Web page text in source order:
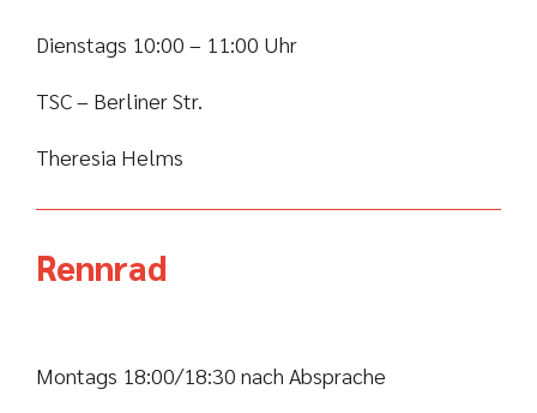
Dienstags 10:00 – 11:00 Uhr
TSC – Berliner Str.
Theresia Helms
Rennrad
Montags 18:00/18:30 nach Absprache